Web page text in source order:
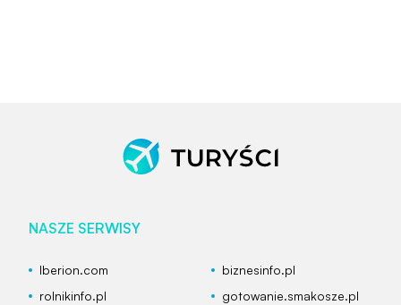
NASZE SERWISY
Iberion.com
biznesinfo.pl
rolnikinfo.pl
gotowanie.smakosze.pl